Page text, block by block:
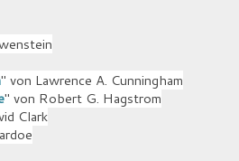
" von Lawrence A. Cunningham
" von Robert G. Hagstrom
Clark